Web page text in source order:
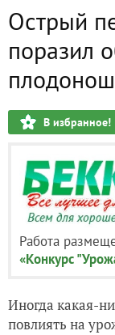
Острый
поразил
В избранное!
Работа
«Конкурс
Иногда какая-
повлиять на